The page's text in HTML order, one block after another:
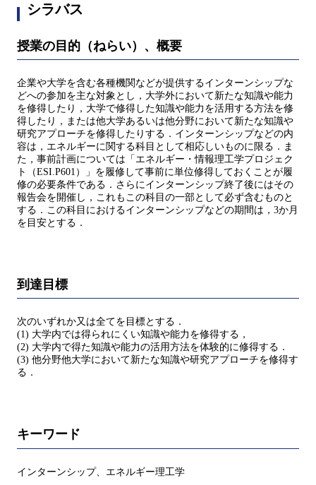
シラバス
授業の目的（ねらい）、概要
企業や大学を含む各種機関などが提供するインターンシップな
どへの参加を主な対象とし，大学外において新たな知識や能力
を修得したり，大学で修得した知識や能力を活用する方法を修
得したり，または他大学あるいは他分野において新たな知識や
研究アプローチを修得したりする．インターンシップなどの内
容は，エネルギーに関する科目として相応しいものに限る．ま
た，事前計画については「エネルギー・情報理工学プロジェク
ト（ESI.P601）」を履修して事前に単位修得しておくことが履
修の必要条件である．さらにインターンシップ終了後にはその
報告会を開催し，これもこの科目の一部として必ず含むものと
する．この科目におけるインターンシップなどの期間は，3か月
を目安とする．
到達目標
次のいずれか又は全てを目標とする．
(1) 大学内では得られにくい知識や能力を修得する，
(2) 大学内で得た知識や能力の活用方法を体験的に修得する．
(3) 他分野他大学において新たな知識や研究アプローチを修得す
る．
キーワード
インターンシップ、エネルギー理工学